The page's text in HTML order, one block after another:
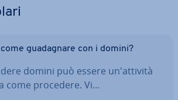
gua­da­gna­re con i domini?
domini può essere un'at­ti­vi­tà
come procedere. Vi…